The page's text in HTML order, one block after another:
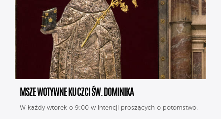
MSZE WOTYWNE KU CZCI ŚW. DOMINIKA
W każdy wtorek o 9:00 w intencji proszących o potomstwo.